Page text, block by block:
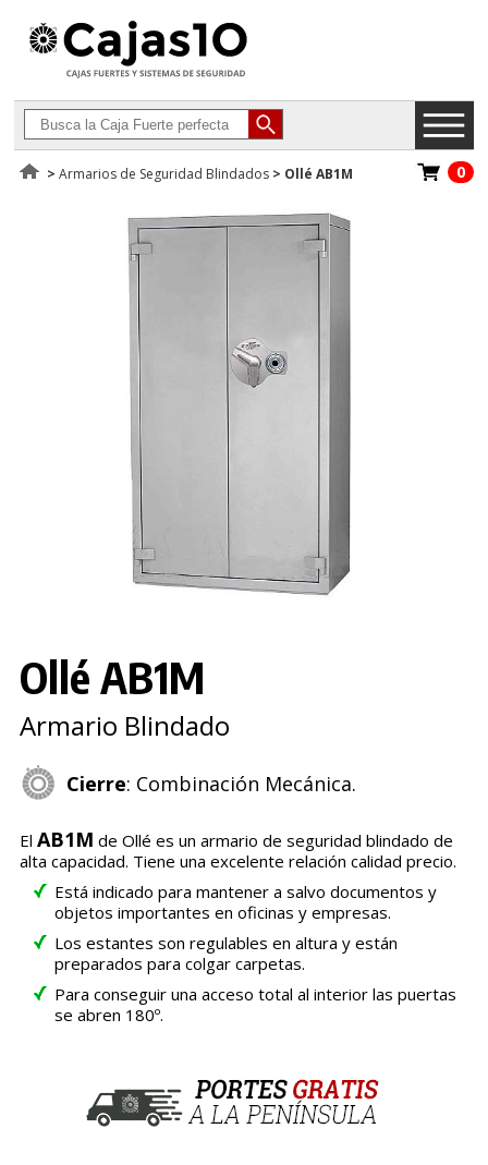
>Armarios de Seguridad Blindados > Ollé AB1M 0
Ollé AB1M
Armario Blindado
Cierre: Combinación Mecánica.
El AB1M de Ollé es un armario de seguridad blindado de
alta capacidad. Tiene una excelente relación calidad precio.
Está indicado para mantener a salvo documentos y
objetos importantes en oficinas y empresas.
Los estantes son regulables en altura y están
preparados para colgar carpetas.
Para conseguir una acceso total al interior las puertas
se abren 180º.